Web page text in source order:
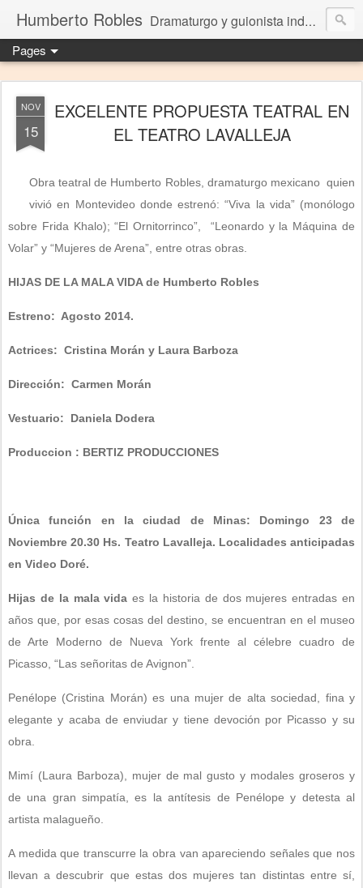
Humberto Robles Dramaturgo y guionista independiente
Pages
NOV
15
EXCELENTE PROPUESTA TEATRAL EN
EL TEATRO LAVALLEJA
Obra teatral de Humberto Robles, dramaturgo mexicano quien
vivió en Montevideo donde estrenó: “Viva la vida” (monólogo
sobre Frida Khalo); “El Ornitorrinco”, “Leonardo y la Máquina de
Volar” y “Mujeres de Arena”, entre otras obras.
HIJAS DE LA MALA VIDA de Humberto Robles
Estreno: Agosto 2014.
Actrices: Cristina Morán y Laura Barboza
Dirección: Carmen Morán
Vestuario: Daniela Dodera
Produccion : BERTIZ PRODUCCIONES
Única función en la ciudad de Minas: Domingo 23 de
Noviembre 20.30 Hs. Teatro Lavalleja. Localidades anticipadas
en Video Doré.
Hijas de la mala vida es la historia de dos mujeres entradas en
años que, por esas cosas del destino, se encuentran en el museo
de Arte Moderno de Nueva York frente al célebre cuadro de
Picasso, “Las señoritas de Avignon”.
Penélope (Cristina Morán) es una mujer de alta sociedad, fina y
elegante y acaba de enviudar y tiene devoción por Picasso y su
obra.
Mimí (Laura Barboza), mujer de mal gusto y modales groseros y
de una gran simpatía, es la antítesis de Penélope y detesta al
artista malagueño.
A medida que transcurre la obra van apareciendo señales que nos
llevan a descubrir que estas dos mujeres tan distintas entre sí,